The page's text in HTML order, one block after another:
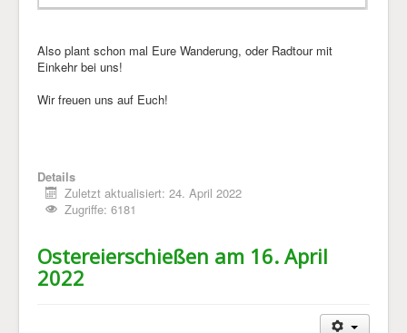
Also plant schon mal Eure Wanderung, oder Radtour mit
Einkehr bei uns!
Wir freuen uns auf Euch!
Details
Zuletzt aktualisiert: 24. April 2022
Zugriffe: 6181
Ostereierschießen am 16. April
2022